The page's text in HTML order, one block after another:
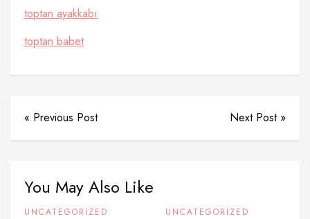
toptan ayakkabı
toptan babet
« Previous Post Next Post »
You May Also Like
UNCATEGORIZED UNCATEGORIZED